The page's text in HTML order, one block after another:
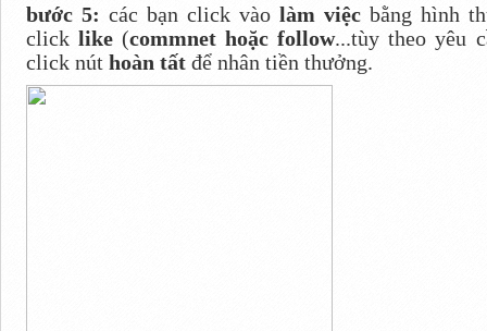
bước 5: các bạn click vào làm việcbằng hình
click like(commnet hoặc follow...tùy theo yêu
click nút hoàn tấtđể nhân tiền thưởng.